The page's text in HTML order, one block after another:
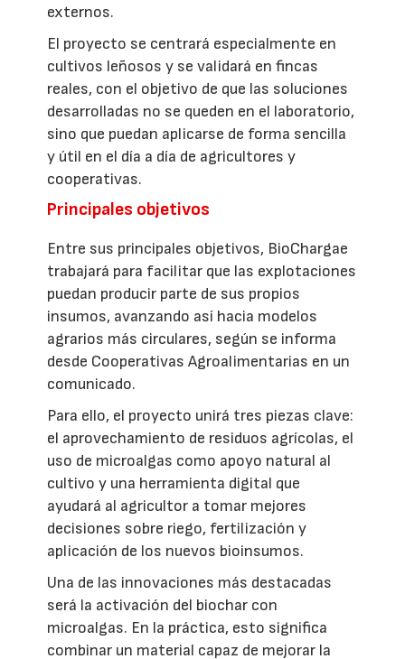
externos.
El proyecto se centrará especialmente en
cultivos leñosos y se validará en fincas
reales, con el objetivo de que las soluciones
desarrolladas no se queden en el laboratorio,
sino que puedan aplicarse de forma sencilla
y útil en el día a día de agricultores y
cooperativas.
Principales objetivos
Entre sus principales objetivos, BioChargae
trabajará para facilitar que las explotaciones
puedan producir parte de sus propios
insumos, avanzando así hacia modelos
agrarios más circulares, según se informa
desde Cooperativas Agroalimentarias en un
comunicado.
Para ello, el proyecto unirá tres piezas clave:
el aprovechamiento de residuos agrícolas, el
uso de microalgas como apoyo natural al
cultivo y una herramienta digital que
ayudará al agricultor a tomar mejores
decisiones sobre riego, fertilización y
aplicación de los nuevos bioinsumos.
Una de las innovaciones más destacadas
será la activación del biochar con
microalgas. En la práctica, esto significa
combinar un material capaz de mejorar la